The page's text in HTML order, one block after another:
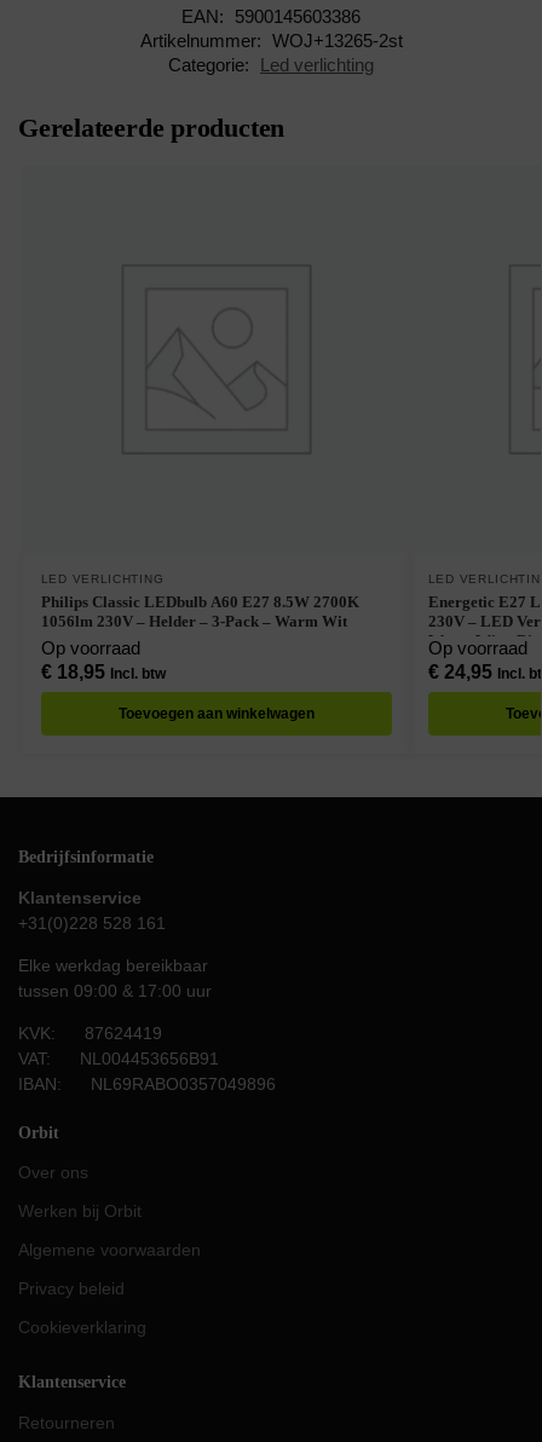
EAN:
5900145603386
Artikelnummer: WOJ+13265-2st
Categorie:
Led verlichting
Gerelateerde producten
LED VERLICHTING
Philips Classic LEDbulb A60 E27 8.5W 2700K
1056lm 230V – Helder – 3-Pack – Warm Wit
Op voorraad
€18,95 Incl. btw
Toevoegen aan winkelwagen
LED
Energetic E27
230V – LED
Warm Wit –
Op voorraad
€24,95 Incl.
Bedrijfsinformatie
Klantenservice
+31(0)228 528 161
Elke werkdag bereikbaar
tussen 09:00 & 17:00 uur
KVK: 87624419
VAT: NL004453656B91
IBAN: NL69RABO0357049896
Orbit
Over ons
Werken bij Orbit
Algemene voorwaarden
Privacy beleid
Cookieverklaring
Klantenservice
Retourneren